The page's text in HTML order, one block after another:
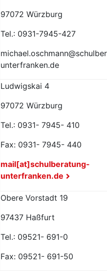
97072 Würzburg
Tel.: 0931-7945-427
unterfranken.de
Ludwigskai 4
97072 Würzburg
Tel.: 0931- 7945- 410
Fax: 0931- 7945- 440
mail[at]schulberatung-
unterfranken.de
Obere Vorstadt 19
97437 Haßfurt
Tel.: 09521- 691-0
Fax: 09521- 691-50